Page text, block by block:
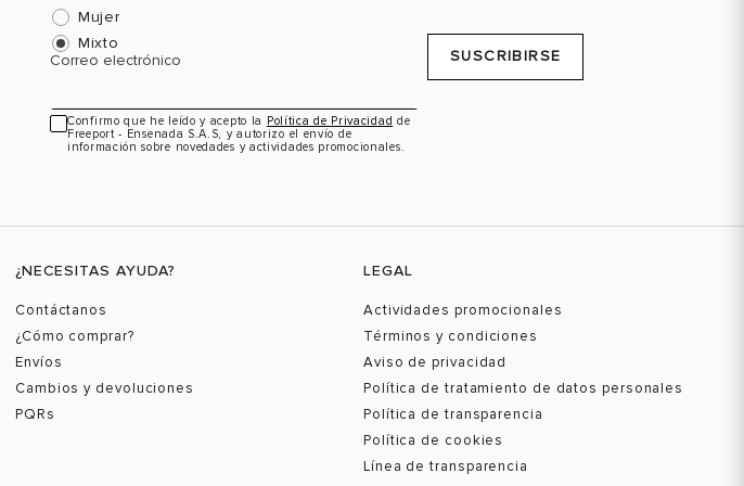
Mujer
Mixto
Correo electrónico
Confirmo que he leído y acepto la Política de Privacidad de
Freeport - Ensenada S.A.S, y autorizo el envío de
información sobre novedades y actividades promocionales.
SUSCRIBIRSE
¿NECESITAS AYUDA?
Contáctanos
¿Cómo comprar?
Envíos
Cambios y devoluciones
PQRs
LEGAL
Actividades promocionales
Términos y condiciones
Aviso de privacidad
Política de tratamiento de datos personales
Política de transparencia
Política de cookies
Línea de transparencia